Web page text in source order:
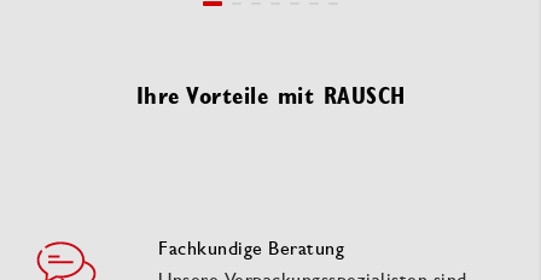
Ihre Vorteile mit RAUSCH
Fachkundige Beratung